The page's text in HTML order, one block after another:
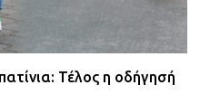
Τέλος η οδήγησή